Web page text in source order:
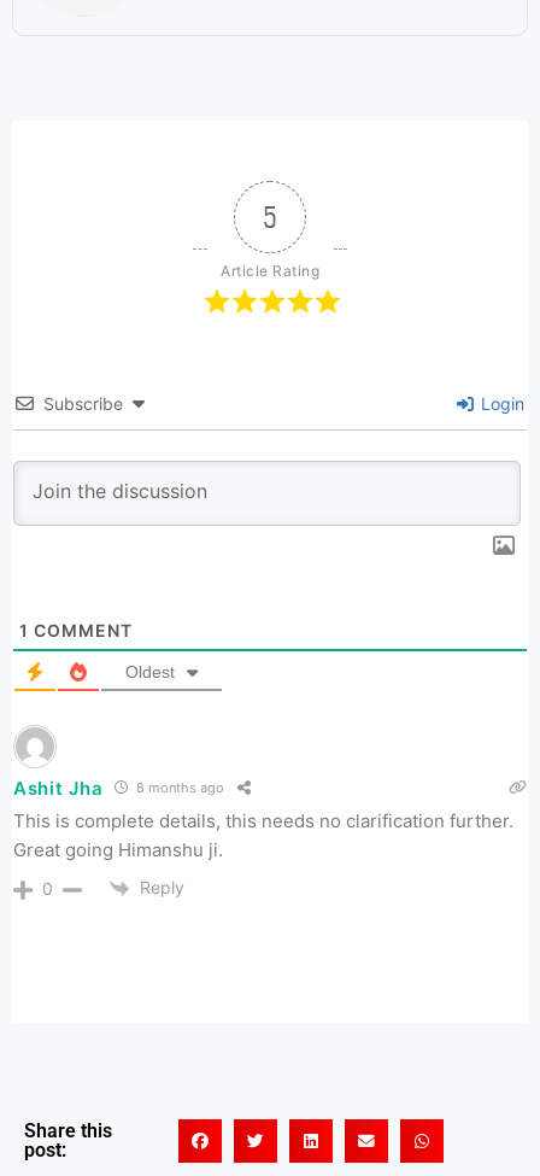
5
Article Rating
Subscribe Login
1 COMMENT
Oldest
Ashit Jha 8 months ago
This is complete details, this needs no clarification further.
Great going Himanshu ji.
0 Reply
Share this
post: